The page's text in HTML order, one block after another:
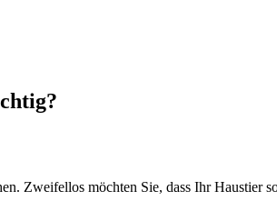
Zweifellos möchten Sie, dass Ihr